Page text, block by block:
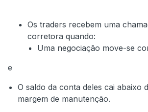
Os traders recebem uma
corretora quando:
Uma negociação move-se
e
O saldo da conta deles cai abaixo
margem de manutenção.